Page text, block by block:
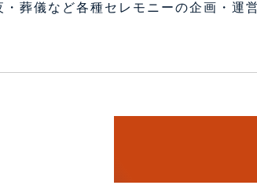
・葬儀など各種セレモニーの企画・運